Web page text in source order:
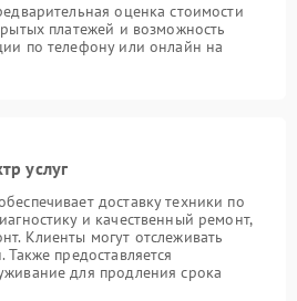
оценка стоимости
платежей и возможность
по телефону или онлайн на
услуг
доставку техники по
и качественный ремонт,
Клиенты могут отслеживать
предоставляется
для продления срока